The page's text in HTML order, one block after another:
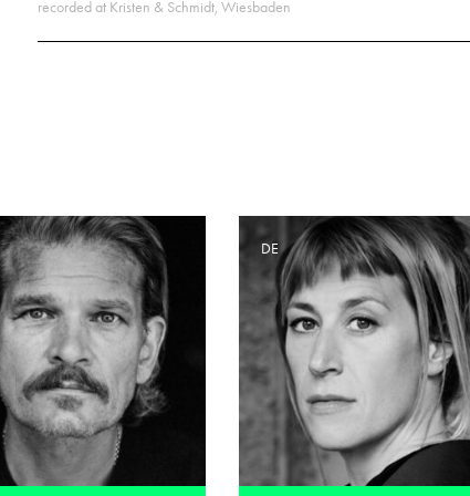
recorded at Kristen & Schmidt, Wiesbaden
DE